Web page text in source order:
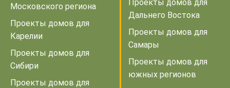
Московского региона
Проекты домов для
Карелии
Проекты домов для
Сибири
Проекты домов для
Проекты домов для
Дальнего Востока
Проекты домов для
Самары
Проекты домов для
южных регионов